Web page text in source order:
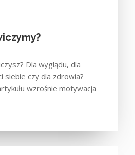
Dla wyglądu, dla
siebie czy dla zdrowia?
wzrośnie motywacja